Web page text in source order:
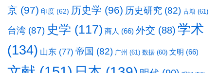
京 (97) 印度 (62) 历史学 (96) 历史研究 (82) 古籍 (61)
台湾 (87) 史学 (117) 商人 (66) 外交 (88) 学术
(134) 山东 (77) 帝国 (82) 广州 (61) 数据 (60) 文明 (66)